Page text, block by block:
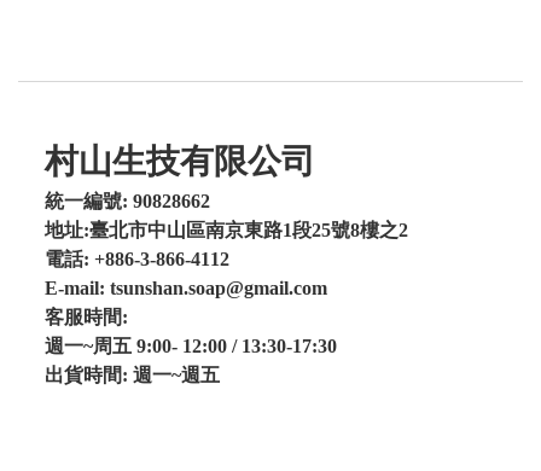
村山生技有限公司
統一編號: 90828662
地址:臺北市中山區南京東路1段25號8樓之2
電話: +886-3-866-4112
E-mail: tsunshan.soap@gmail.com
客服時間:
週一~周五 9:00- 12:00 / 13:30-17:30
出貨時間: 週一~週五